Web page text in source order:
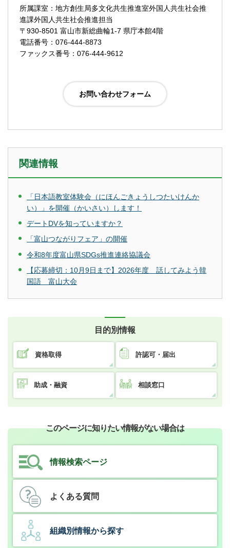
所属課室：地方創生局多文化共生推進室外国人共生社会推
進課外国人共生社会推進担当
〒930-8501 富山市新総曲輪1-7 県庁本館4階
電話番号：076-444-8873
ファックス番号：076-444-9612
関連情報
「日本語教室体験会（にほんごきょうしつたいけんか
い）」を開催（かいさい）します！
デートDVを知っていますか？
「富山つながりフェア」の開催
令和8年度富山県SDGs推進連絡協議会
【応募締切：10月9日まで】2026年度 話してみよう韓
国語 富山大会
目的別情報
資格取得 許認可・届出
助成・融資 相談窓口
このページに知りたい情報がない場合は
情報検索ページ
よくある質問
組織別情報から探す